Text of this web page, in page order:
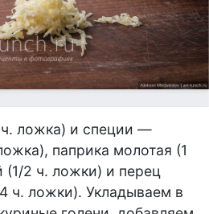
ложка) и специи —
паприка молотая (1
(1/2 ч. ложки) и перец
ч. ложки). Укладываем в